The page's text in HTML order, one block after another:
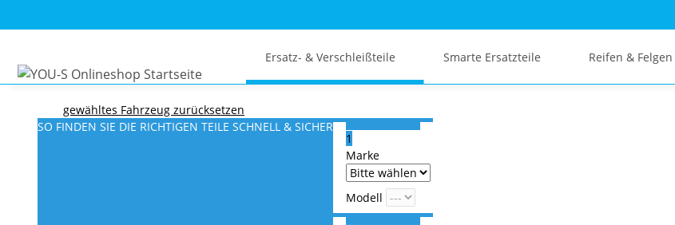
Ersatz- & Verschleißteile Smarte Ersatzteile Reifen & Felgen
gewähltes Fahrzeug zurücksetzen
SO FINDEN SIE DIE RICHTIGEN TEILE SCHNELL & SICHER
1
Marke
Modell